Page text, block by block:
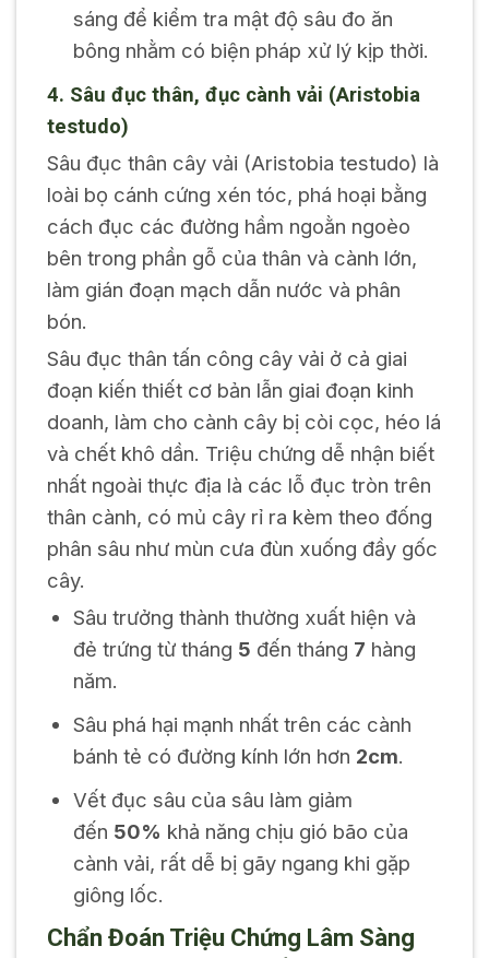
sáng để kiểm tra mật độ sâu đo ăn
bông nhằm có biện pháp xử lý kịp thời.
4. Sâu đục thân, đục cành vải (Aristobia
testudo)
Sâu đục thân cây vải (Aristobia testudo) là
loài bọ cánh cứng xén tóc, phá hoại bằng
cách đục các đường hầm ngoằn ngoèo
bên trong phần gỗ của thân và cành lớn,
làm gián đoạn mạch dẫn nước và phân
bón.
Sâu đục thân tấn công cây vải ở cả giai
đoạn kiến thiết cơ bản lẫn giai đoạn kinh
doanh, làm cho cành cây bị còi cọc, héo lá
và chết khô dần. Triệu chứng dễ nhận biết
nhất ngoài thực địa là các lỗ đục tròn trên
thân cành, có mủ cây rỉ ra kèm theo đống
phân sâu như mùn cưa đùn xuống đầy gốc
cây.
Sâu trưởng thành thường xuất hiện và
đẻ trứng từ tháng 5 đến tháng 7 hàng
năm.
Sâu phá hại mạnh nhất trên các cành
bánh tẻ có đường kính lớn hơn 2cm.
Vết đục sâu của sâu làm giảm
đến 50% khả năng chịu gió bão của
cành vải, rất dễ bị gãy ngang khi gặp
giông lốc.
Chẩn Đoán Triệu Chứng Lâm Sàng